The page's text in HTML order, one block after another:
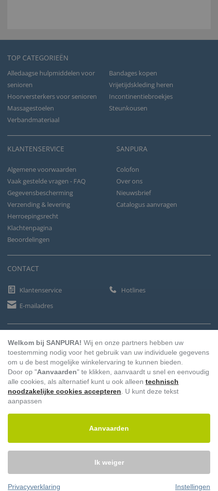
TOP CATEGORIEËN
Alledaagse hulpmiddelen voor
senioren
Bandages kopen
Vrijetijdskleding heren
Hoorversterkers voor senioren
Incontinentiebroekjes
Massagestoelen
Steunkousen
Verbandmateriaal
KLANTENSERVICE
Algemene voorwaarden
Vaak gestelde vragen - FAQ
Gegevensbescherming
Verzending & levering
Herroepingsrecht
Klachtenpagina
Beoordelingen
SANPURA
Colofon
Over ons
Nieuwsbrief
Catalogus aanvragen
CONTACT
Klantenservice
Hotlines
E-mailadres
Vooruitbetaling Factuur Automatische afschrijving
© 2026 – Sanpura. Alle rechten voorbehouden.
Welkom bij SANPURA! Wij en onze partners hebben uw
toestemming nodig voor het gebruik van uw individuele gegevens
om u de best mogelijke winkelervaring te kunnen bieden.
Door op "Aanvaarden" te klikken, aanvaardt u snel en eenvoudig
alle cookies, als alternatief kunt u ook alleen technisch
noodzakelijke cookies accepteren . U kunt deze tekst
aanpassen
Aanvaarden
Ik weiger
Privacyverklaring Instellingen